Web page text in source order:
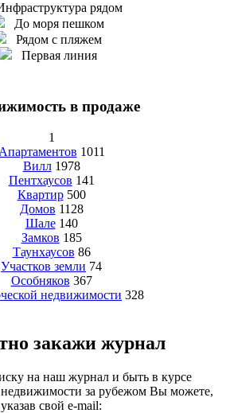
рядом
До моря пешком
Рядом с пляжем
Первая линия
в продаже
1
Апартаментов 1011
Вилл 1978
Пентхаусов 141
Квартир 500
Домов 1128
Шале 140
Замков 185
Таунхаусов 86
Участков земли 74
Особняков 367
недвижимости 328
закажи журнал
на наш журнал и быть в курсе
за рубежом Вы можете,
указав свой e-mail: